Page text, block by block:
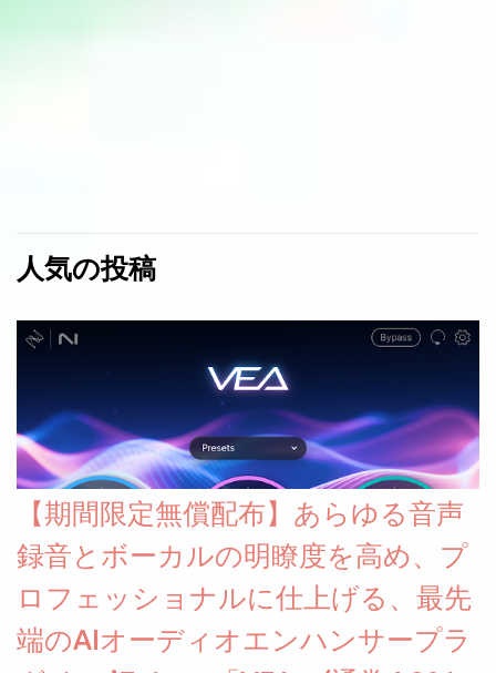
人気の投稿
【期間限定無償配布】あらゆる音声
録音とボーカルの明瞭度を高め、プ
ロフェッショナルに仕上げる、最先
端のAIオーディオエンハンサープラ